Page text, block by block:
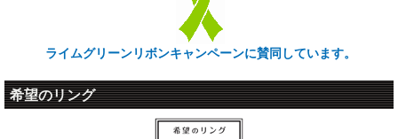
47島目-1 2007年08月 ヴァヌアツ共和国 エ
ファテ島
'2007
地球の島巡り
47島目 2007年07月 ヴァヌアツ共和国 サン
ライムグリーンリボンキャンペーンに賛同しています。
希望のリング